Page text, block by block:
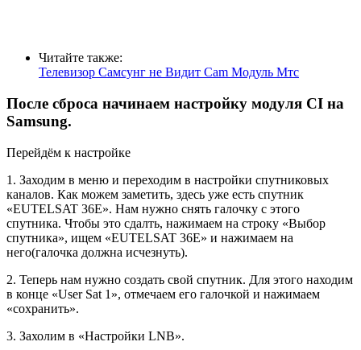
Читайте также:
Телевизор Самсунг не Видит Cam Модуль Мтс
После сброса начинаем настройку модуля CI на
Samsung.
Перейдём к настройке
1. Заходим в меню и переходим в настройки спутниковых
каналов. Как можем заметить, здесь уже есть спутник
«EUTELSAT 36E». Нам нужно снять галочку с этого
спутника. Чтобы это сдалть, нажимаем на строку «Выбор
спутника», ищем «EUTELSAT 36E» и нажимаем на
него(галочка должна исчезнуть).
2. Теперь нам нужно создать свой спутник. Для этого находим
в конце «User Sat 1», отмечаем его галочкой и нажимаем
«сохранить».
3. Захолим в «Настройки LNB».